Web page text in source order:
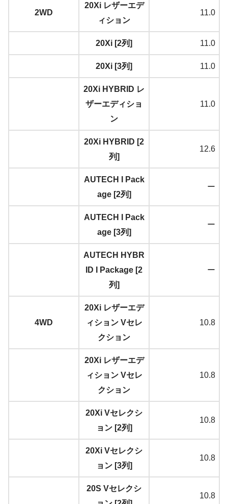
2WD
20Xi レザーエデ
ィション
11.0
20Xi [2列] 11.0
20Xi [3列] 11.0
20Xi HYBRID レ
ザーエディショ
ン
11.0
20Xi HYBRID [2
列]
12.6
AUTECH I Pack
age [2列]
ー
AUTECH I Pack
age [3列]
ー
AUTECH HYBR
ID I Package [2
列]
ー
4WD
20Xi レザーエデ
ィション Vセレ
クション
10.8
20Xi レザーエデ
ィション Vセレ
クション
10.8
20Xi Vセレクシ
ョン [2列]
10.8
20Xi Vセレクシ
ョン [3列]
10.8
20S Vセレクシ
10.8